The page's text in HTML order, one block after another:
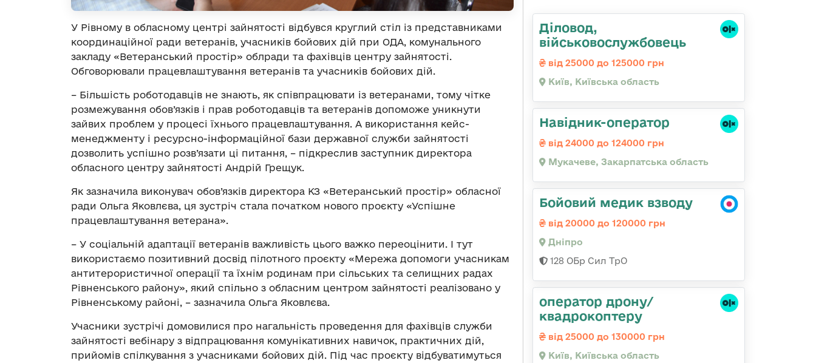
У Рівному в обласному центрі зайнятості відбувся круглий стіл із представниками
координаційної ради ветеранів, учасників бойових дій при ОДА, комунального
закладу «Ветеранський простір» облради та фахівців центру зайнятості.
Обговорювали працевлаштування ветеранів та учасників бойових дій.
– Більшість роботодавців не знають, як співпрацювати із ветеранами, тому чітке
розмежування обов’язків і прав роботодавців та ветеранів допоможе уникнути
зайвих проблем у процесі їхнього працевлаштування. А використання кейс-
менеджменту і ресурсно-інформаційної бази державної служби зайнятості
дозволить успішно розв’язати ці питання, – підкреслив заступник директора
обласного центру зайнятості Андрій Грещук.
Як зазначила виконувач обов’язків директора КЗ «Ветеранський простір» обласної
ради Ольга Яковлєва, ця зустріч стала початком нового проєкту «Успішне
працевлаштування ветерана».
– У соціальній адаптації ветеранів важливість цього важко переоцінити. І тут
використаємо позитивний досвід пілотного проєкту «Мережа допомоги учасникам
антитерористичної операції та їхнім родинам при сільських та селищних радах
Рівненського району», який спільно з обласним центром зайнятості реалізовано у
Рівненському районі, – зазначила Ольга Яковлєва.
Учасники зустрічі домовилися про нагальність проведення для фахівців служби
зайнятості вебінару з відпрацювання комунікативних навичок, практичних дій,
прийомів спілкування з учасниками бойових дій. Під час проєкту відбуватимуться
Діловод,
військовослужбовець
від 25000 до 125000 грн
Київ, Київська область
Навідник-оператор
від 24000 до 124000 грн
Мукачеве, Закарпатська область
Бойовий медик взводу
від 20000 до 120000 грн
Дніпро
128 ОБр Сил ТрО
оператор дрону/
квадрокоптеру
від 25000 до 130000 грн
Київ, Київська область